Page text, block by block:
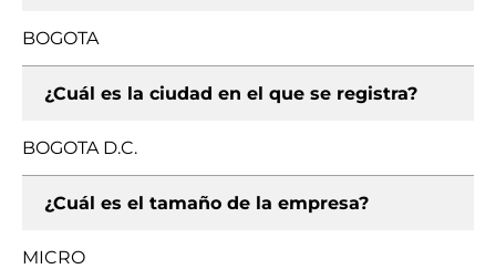
BOGOTA
¿Cuál es la ciudad en el que se registra?
BOGOTA D.C.
¿Cuál es el tamaño de la empresa?
MICRO